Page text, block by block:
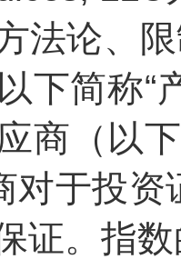
法论、
下简称“
商（以
对于投
证。指